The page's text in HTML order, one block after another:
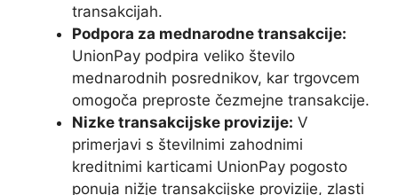
transakcijah.
Podpora za mednarodne transakcije:
UnionPay podpira veliko število
mednarodnih posrednikov, kar trgovcem
omogoča preproste čezmejne transakcije.
Nizke transakcijske provizije: V
primerjavi s številnimi zahodnimi
kreditnimi karticami UnionPay pogosto
ponuja nižje transakcijske provizije, zlasti